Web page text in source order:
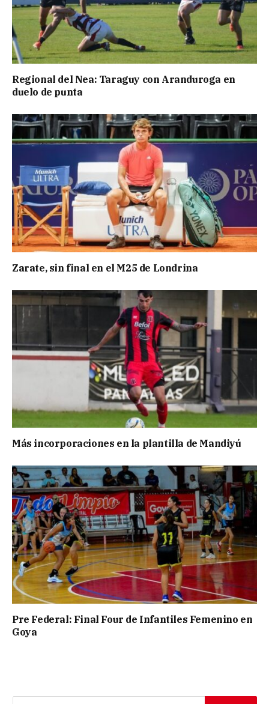
Regional del Nea: Taraguy con Aranduroga en
duelo de punta
Zarate, sin final en el M25 de Londrina
Más incorporaciones en la plantilla de Mandiyú
Pre Federal: Final Four de Infantiles Femenino en
Goya